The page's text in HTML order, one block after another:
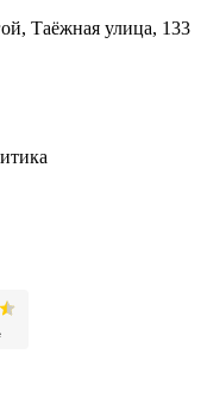
Таёжная улица, 133